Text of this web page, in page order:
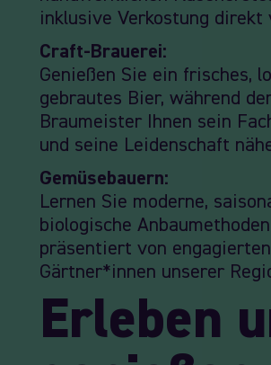
inklusive Verkostung direkt
Craft-Brauerei:
Genießen Sie ein frisches,
gebrautes Bier, während
Braumeister Ihnen sein
und seine Leidenschaft
Gemüsebauern:
Lernen Sie moderne,
biologische
präsentiert von engagierten
Gärtner*innen unserer
Erleben